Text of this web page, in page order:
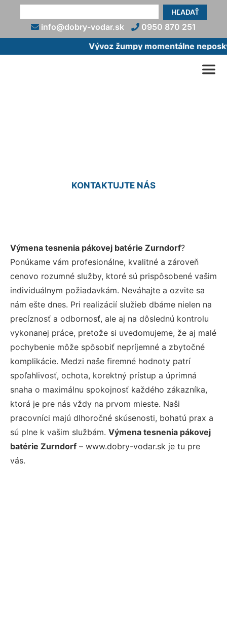
HĽADAŤ
info@dobry-vodar.sk
0950 870 251
Vývoz žumpy momentálne
KONTAKTUJTE NÁS
Výmena tesnenia pákovej batérie Zurndorf?
Ponúkame vám profesionálne, kvalitné a zároveň
cenovo rozumné služby, ktoré sú prispôsobené vašim
individuálnym požiadavkám. Neváhajte a ozvite sa
nám ešte dnes. Pri realizácií služieb dbáme nielen na
precíznosť a odbornosť, ale aj na dôslednú kontrolu
vykonanej práce, pretože si uvedomujeme, že aj malé
pochybenie môže spôsobiť nepríjemné a zbytočné
komplikácie. Medzi naše firemné hodnoty patrí
spoľahlivosť, ochota, korektný prístup a úprimná
snaha o maximálnu spokojnosť každého zákazníka,
ktorá je pre nás vždy na prvom mieste. Naši
pracovníci majú dlhoročné skúsenosti, bohatú prax a
sú plne k vašim službám. Výmena tesnenia pákovej
batérie Zurndorf – www.dobry-vodar.sk je tu pre
vás.